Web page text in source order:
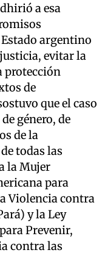
a esa
argentino
evitar la
protección
de
que el caso
género, de
de la
todas las
la Mujer
para
Violencia contra
y la Ley
Prevenir,
contra las